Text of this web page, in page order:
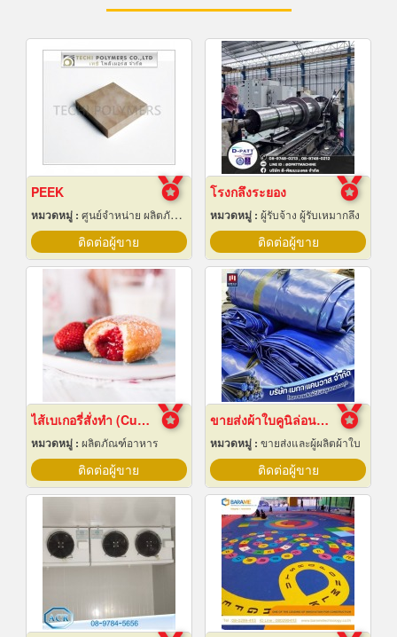
PEEK
หมวดหมู่ : ศูนย์จำหน่าย ผลิตภัณฑ์พลาสติกชนิดแท่ง ท่อ แผ่นและสาย
ติดต่อผู้ขาย
โรงกลึงระยอง
หมวดหมู่ : ผู้รับจ้าง ผู้รับเหมากลึง
ติดต่อผู้ขาย
ไส้เบเกอรี่สั่งทำ (Custom bakery fillings)
หมวดหมู่ : ผลิตภัณฑ์อาหาร
ติดต่อผู้ขาย
ขายส่งผ้าใบคูนิล่อนยกม้วนราคาส่ง
หมวดหมู่ : ขายส่งและผู้ผลิตผ้าใบ
ติดต่อผู้ขาย